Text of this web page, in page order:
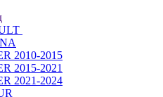
2010-2015
2015-2021
2021-2024